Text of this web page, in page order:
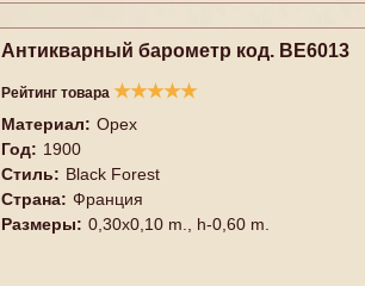
Антикварный барометр код. BE6013
Рейтинг товара ★★★★★
Материал: Орех
Год: 1900
Стиль: Black Forest
Страна: Франция
Размеры: 0,30x0,10 m., h-0,60 m.